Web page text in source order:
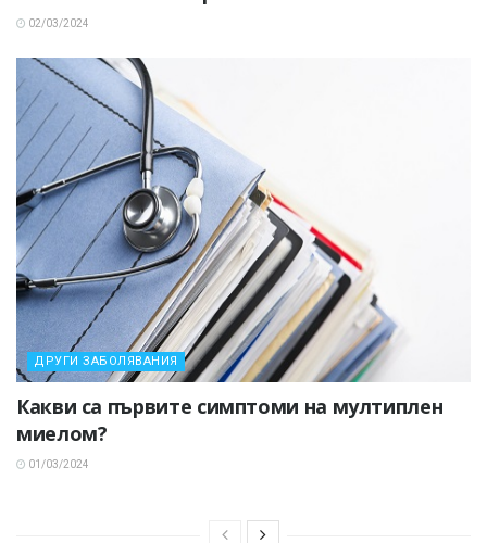
02/03/2024
ДРУГИ ЗАБОЛЯВАНИЯ
Какви са първите симптоми на мултиплен
миелом?
01/03/2024